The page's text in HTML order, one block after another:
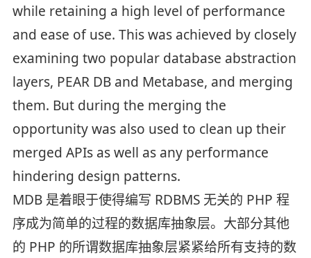
while retaining a high level of performance
and ease of use. This was achieved by closely
examining two popular database abstraction
layers, PEAR DB and Metabase, and merging
them. But during the merging the
opportunity was also used to clean up their
merged APIs as well as any performance
hindering design patterns.
MDB 是着眼于使得编写 RDBMS 无关的 PHP 程
序成为简单的过程的数据库抽象层。大部分其他
的 PHP 的所谓数据库抽象层紧紧给所有支持的数